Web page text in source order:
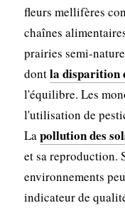
fleurs mellifères
chaînes
prairies semi-
dontla disparition
l'équilibre. Les
l'utilisation de
Lapollution des
et sa reproduction.
environnements
indicateur de